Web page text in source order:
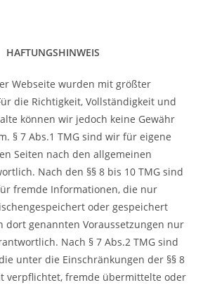
HAFTUNGSHINWEIS
Webseite wurden mit größter
die Richtigkeit, Vollständigkeit und
können wir jedoch keine Gewähr
§ 7 Abs.1 TMG sind wir für eigene
Seiten nach den allgemeinen
Nach den §§ 8 bis 10 TMG sind
fremde Informationen, die nur
oder gespeichert
dort genannten Voraussetzungen nur
Nach § 7 Abs.2 TMG sind
unter die Einschränkungen der §§ 8
verpflichtet, fremde übermittelte oder